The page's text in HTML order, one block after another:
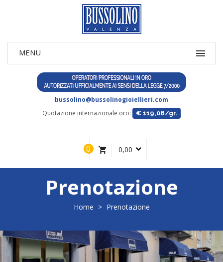
bussolino@bussolinogioiellieri.com
Quotazione internazionale oro:
€ 119,06/gr.
0,00
0
Prenotazione
Home > Prenotazione